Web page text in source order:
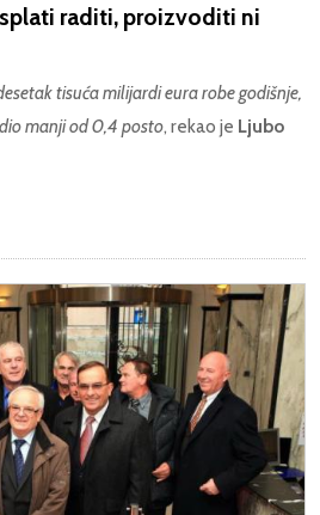
raditi, proizvoditi ni
tisuća milijardi eura robe godišnje,
manji od 0,4 posto, rekao je Ljubo